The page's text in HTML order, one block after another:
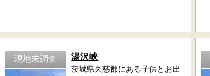
現地未調査 湯沢峡
茨城県久慈郡にある子供とお出